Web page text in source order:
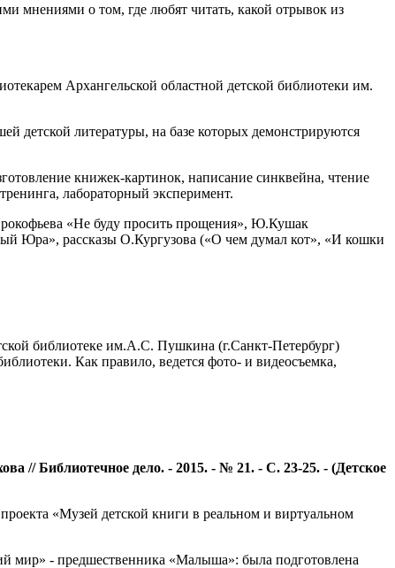
мнениями о том, где любят читать, какой отрывок из
Архангельской областной детской библиотеки им.
детской литературы, на базе которых демонстрируются
книжек-картинок, написание синквейна, чтение
лабораторный эксперимент.
«Не буду просить прощения», Ю.Кушак
Юра», рассказы О.Кургузова («О чем думал кот», «И кошки
библиотеке им.А.С. Пушкина (г.Санкт-Петербург)
Как правило, ведется фото- и видеосъемка,
// Библиотечное дело. - 2015. - № 21. - С. 23-25. - (Детское
«Музей детской книги в реальном и виртуальном
мир» - предшественника «Малыша»: была подготовлена